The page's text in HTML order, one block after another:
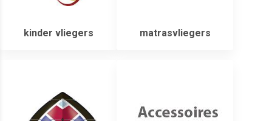
kinder vliegers matrasvliegers